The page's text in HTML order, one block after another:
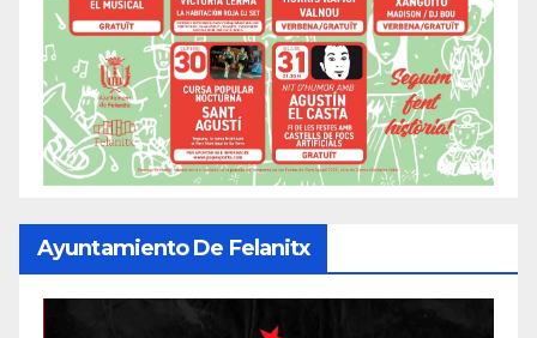
Ayuntamiento De Felanitx